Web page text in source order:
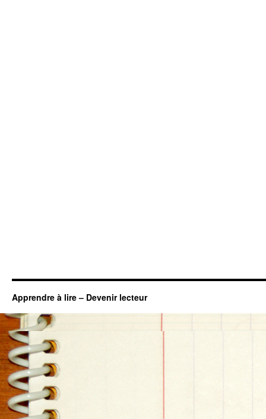
Apprendre à lire – Devenir lecteur